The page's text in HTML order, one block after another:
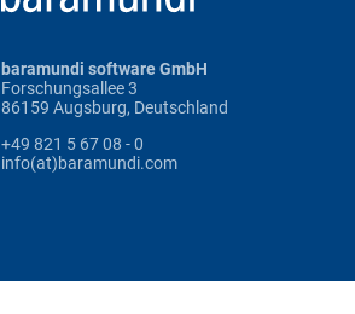
baramundi software GmbH
Forschungsallee 3
86159 Augsburg, Deutschland
+49 821 5 67 08 - 0
info(at)baramundi.com